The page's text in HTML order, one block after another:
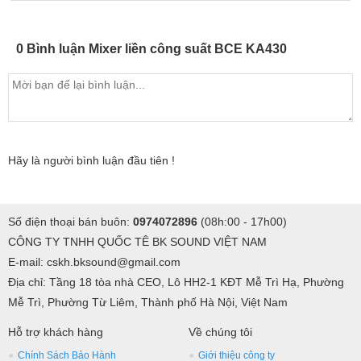
0 Bình luận Mixer liền công suất BCE KA430
Hãy là người bình luận đầu tiên !
Số điện thoại bán buôn: 0974072896 (08h:00 - 17h00)
CÔNG TY TNHH QUỐC TÊ BK SOUND VIỆT NAM
E-mail: cskh.bksound@gmail.com
Địa chỉ: Tầng 18 tòa nhà CEO, Lô HH2-1 KĐT Mễ Trì Hạ, Phường
Mễ Trì, Phường Từ Liêm, Thành phố Hà Nội, Việt Nam
Hỗ trợ khách hàng
Chính Sách Bảo Hành
Về chúng tôi
Giới thiệu công ty